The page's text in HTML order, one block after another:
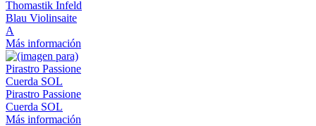
Thomastik Infeld
Blau Violinsaite
A
Más información
Pirastro Passione
Cuerda SOL
Más información